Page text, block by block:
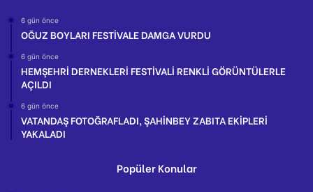
6 gün önce
OĞUZ BOYLARI FESTİVALE DAMGA VURDU
6 gün önce
HEMŞEHRİ DERNEKLERİ FESTİVALİ RENKLİ GÖRÜNTÜLERLE
AÇILDI
6 gün önce
VATANDAŞ FOTOĞRAFLADI, ŞAHİNBEY ZABITA EKİPLERİ
YAKALADI
Popüler Konular